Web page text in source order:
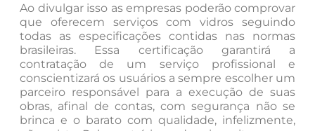
Ao divulgar isso as empresas poderão comprovar
que oferecem serviços com vidros seguindo
todas as especificações contidas nas normas
brasileiras. Essa certificação garantirá a
contratação de um serviço profissional e
conscientizará os usuários a sempre escolher um
parceiro responsável para a execução de suas
obras, afinal de contas, com segurança não se
brinca e o barato com qualidade, infelizmente,